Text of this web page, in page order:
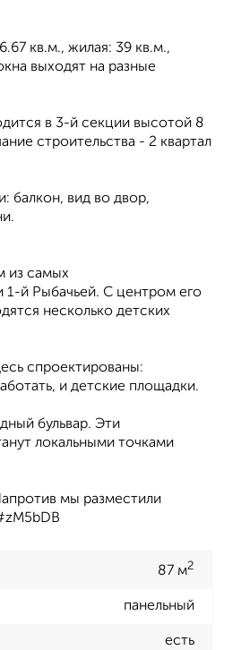
кв.м., жилая: 39 кв.м.,
выходят на paзные
в 3-й секции высотой 8
строительства - 2 квартал
балкон, вид во двор,
из самых
1-й Рыбачьей. С центром его
несколько детских
спроектированы:
и детские площадки.
бульвар. Эти
локальными точками
мы разместили
87 м2
панельный
есть